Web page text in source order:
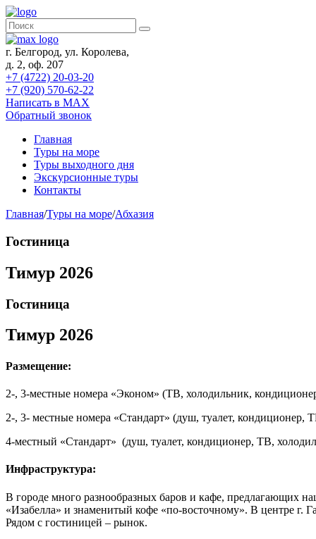
г. Белгород, ул. Королева,
д. 2, оф. 207
+7 (4722) 20-03-20
+7 (920) 570-62-22
Написать в MAX
Обратный звонок
Главная
Туры на море
Туры выходного дня
Экскурсионные туры
Контакты
Главная/Туры на море/Абхазия
Гостиница
Тимур 2026
Гостиница
Тимур 2026
Размещение:
2-, 3-местные номера «Эконом» (ТВ, холодильник,
2-, 3- местные номера «Стандарт» (душ, туалет, кондиционер,
4-местный «Стандарт» (душ, туалет, кондиционер, ТВ,
Инфраструктура:
В городе много разнообразных баров и кафе, предлагающих
«Изабелла» и знаменитый кофе «по-восточному». В центре г.
Рядом с гостиницей – рынок.